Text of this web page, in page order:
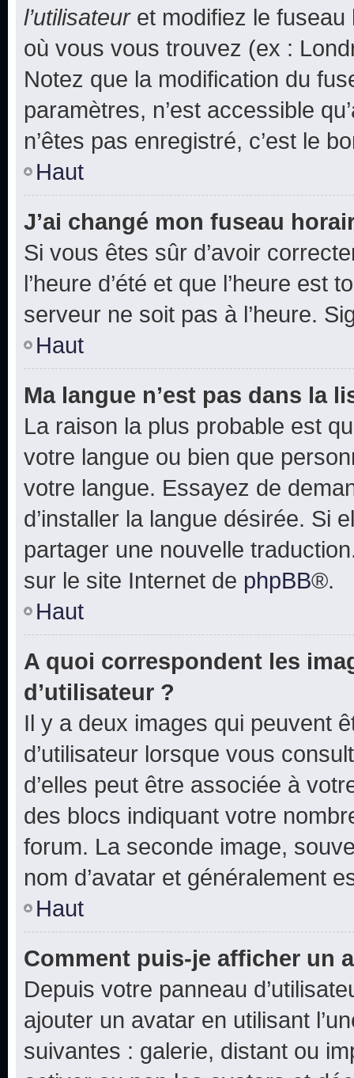
l’utilisateuret modifiez le fuseau
où vous vous trouvez (ex :
Notez que la modification du
paramètres, n’est accessible
n’êtes pas enregistré, c’est le
Haut
J’ai changé mon fuseau
Si vous êtes sûr d’avoir
l’heure d’été et que l’heure est
serveur ne soit pas à l’heure.
Haut
Ma langue n’est pas dans la
La raison la plus probable est
votre langue ou bien que
votre langue. Essayez de
d’installer la langue désirée. Si
partager une nouvelle
sur le site Internet de phpBB®.
Haut
A quoi correspondent les
d’utilisateur ?
Il y a deux images qui peuvent
d’utilisateur lorsque vous
d’elles peut être associée à
des blocs indiquant votre
forum. La seconde image,
nom d’avatar et généralement
Haut
Comment puis-je afficher un
Depuis votre panneau
ajouter un avatar en utilisant
suivantes : galerie, distant ou